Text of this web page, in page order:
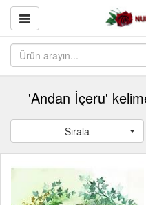
'Andan İçeru'
Sırala